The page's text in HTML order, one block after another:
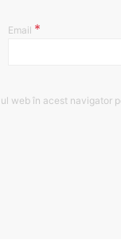
Email *
web în acest navigator